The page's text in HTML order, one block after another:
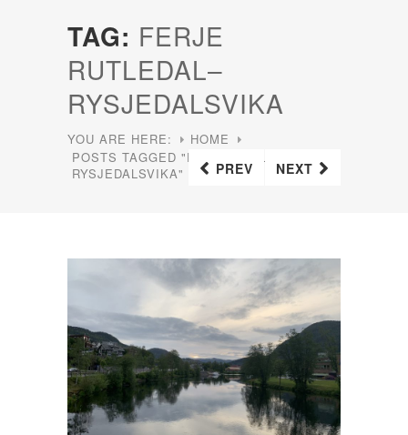
TAG: FERJE
RUTLEDAL–
RYSJEDALSVIKA
YOU ARE HERE:
HOME
POSTS TAGGED "FERJE RUTLEDAL–
RYSJEDALSVIKA"
PREV NEXT